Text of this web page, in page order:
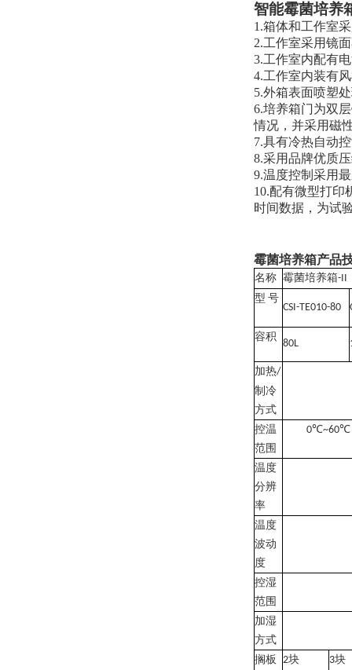
智能霉菌培养
1.箱体和工作室
2.工作室采用镜
3.工作室内配有
4.工作室内装有
5.外箱表面喷塑
6.培养箱门为双
情况，并采用磁
7.具有冷热自动
8.采用品牌优质
9.温度控制采用
10.配有微型打印
时间数据，为试
霉菌培养箱产品
名称 霉菌培养箱-II
型 号
CSI-TE010-80
容积
80L
加热/
制冷
方式
控温
范围
0℃~60℃
温度
分辨
率
温度
波动
度
控湿
范围
加湿
方式
搁板
2块 3块